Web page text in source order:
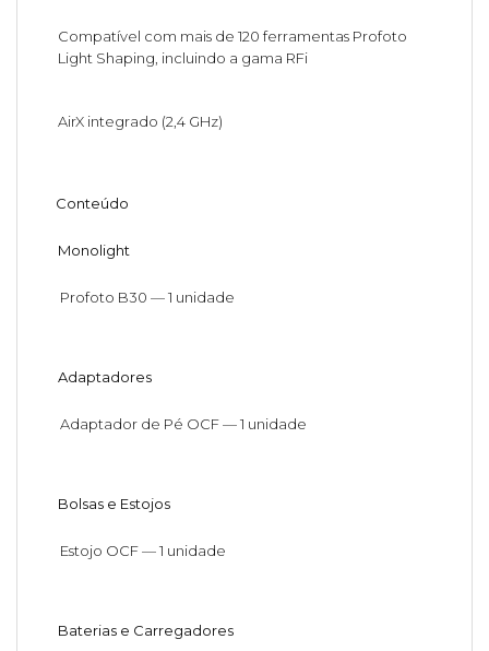
Compatível com mais de 120 ferramentas Profoto
Light Shaping, incluindo a gama RFi
AirX integrado (2,4 GHz)
Conteúdo
Monolight
Profoto B30 — 1 unidade
Adaptadores
Adaptador de Pé OCF — 1 unidade
Bolsas e Estojos
Estojo OCF — 1 unidade
Baterias e Carregadores